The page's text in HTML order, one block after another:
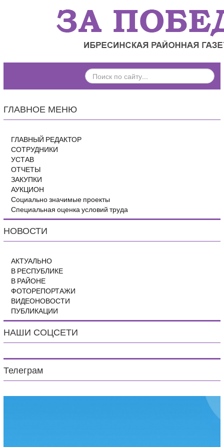
ПОИСК
ПО
ГЛАВНОЕ МЕНЮ
ГЛАВНЫЙ РЕДАКТОР
СОТРУДНИКИ
УСТАВ
ОТЧЕТЫ
ЗАКУПКИ
АУКЦИОН
Социально значимые проекты
Специальная оценка условий труда
НОВОСТИ
АКТУАЛЬНО
В РЕСПУБЛИКЕ
В РАЙОНЕ
ФОТОРЕПОРТАЖИ
ВИДЕОНОВОСТИ
ПУБЛИКАЦИИ
НАШИ СОЦСЕТИ
Телеграм